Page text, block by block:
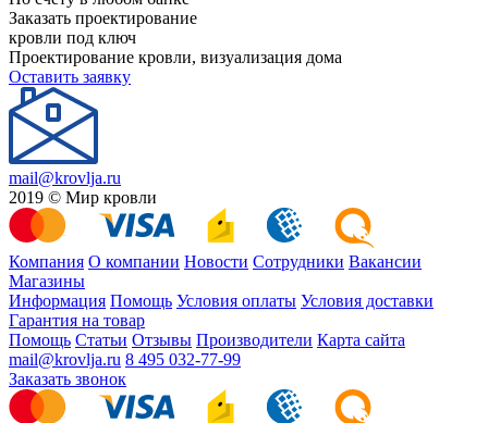
Заказать проектирование
кровли под ключ
Проектирование кровли, визуализация дома
Оставить заявку
mail@krovlja.ru
2019 © Мир кровли
Компания О компании Новости Сотрудники Вакансии
Магазины
Информация Помощь Условия оплаты Условия доставки
Гарантия на товар
Помощь Статьи Отзывы Производители Карта сайта
mail@krovlja.ru 8 495 032-77-99
Заказать звонок